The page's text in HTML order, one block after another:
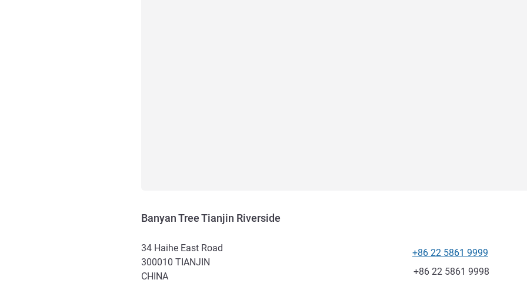
Banyan Tree Tianjin Riverside
34 Haihe East Road
300010 TIANJIN
CHINA
Teléfono
+86 22 5861 9999
Fax
+86 22 5861 9998